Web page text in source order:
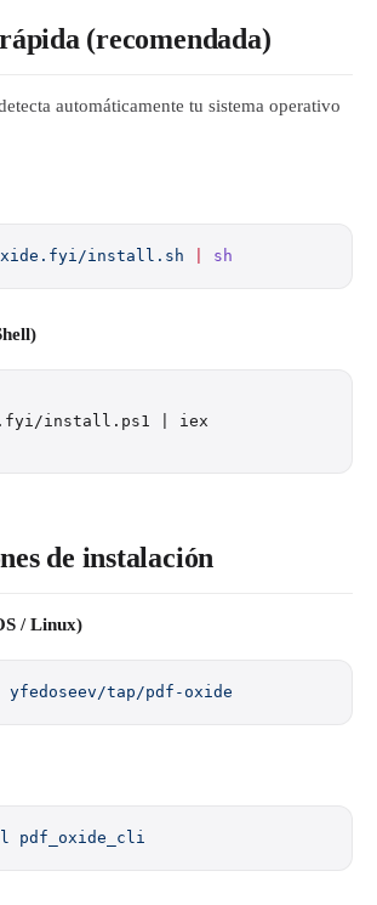
(recomendada)
automáticamente tu sistema operativo
install.sh sh
de instalación
/ Linux)
yfedoseev/tap/pdf-oxide
pdf_oxide_cli